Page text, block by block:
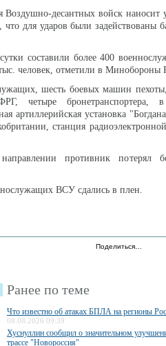
десантных войск
для ударов были задействованы
составили более 400
человек, отметили в Минобороны
шесть боевых машин
четыре бронетранспортера,
артиллерийская установка
станция
противник потерял
ВСУ сдались в плен.
Поделиться…
Ранее по теме
Что известно об атаках БПЛА на регионы
08.08.2026 09:39
Хуснуллин сообщил о значительном
трассе "Новороссия"